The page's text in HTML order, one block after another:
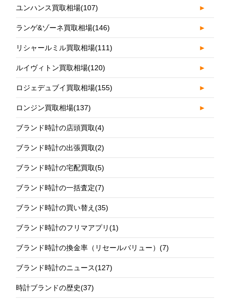
ユンハンス買取相場(107) ►
ランゲ&ゾーネ買取相場(146) ►
リシャールミル買取相場(111) ►
ルイヴィトン買取相場(120) ►
ロジェデュブイ買取相場(155) ►
ロンジン買取相場(137) ►
ブランド時計の店頭買取(4)
ブランド時計の出張買取(2)
ブランド時計の宅配買取(5)
ブランド時計の一括査定(7)
ブランド時計の買い替え(35)
ブランド時計のフリマアプリ(1)
ブランド時計の換金率（リセールバリュー）(7)
ブランド時計のニュース(127)
時計ブランドの歴史(37)